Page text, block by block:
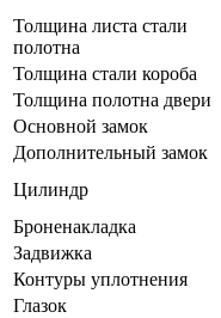
Толщина листа стали
полотна
Толщина стали короба
Толщина полотна двери
Основной замок
Дополнительный замок
Цилиндр
Броненакладка
Задвижка
Контуры уплотнения
Глазок